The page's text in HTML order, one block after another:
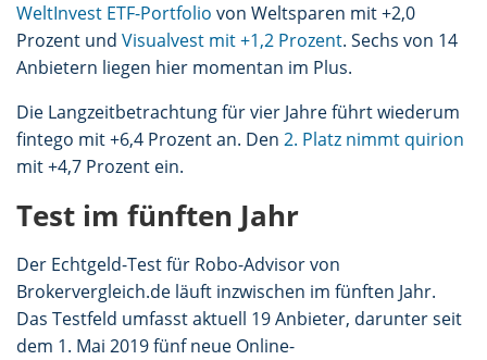
WeltInvest ETF-Portfolio von Weltsparen mit +2,0
Prozent und Visualvest mit +1,2 Prozent. Sechs von 14
Anbietern liegen hier momentan im Plus.
Die Langzeitbetrachtung für vier Jahre führt wiederum
fintego mit +6,4 Prozent an. Den 2. Platz nimmt quirion
mit +4,7 Prozent ein.
Test im fünften Jahr
Der Echtgeld-Test für Robo-Advisor von
Brokervergleich.de läuft inzwischen im fünften Jahr.
Das Testfeld umfasst aktuell 19 Anbieter, darunter seit
dem 1. Mai 2019 fünf neue Online-